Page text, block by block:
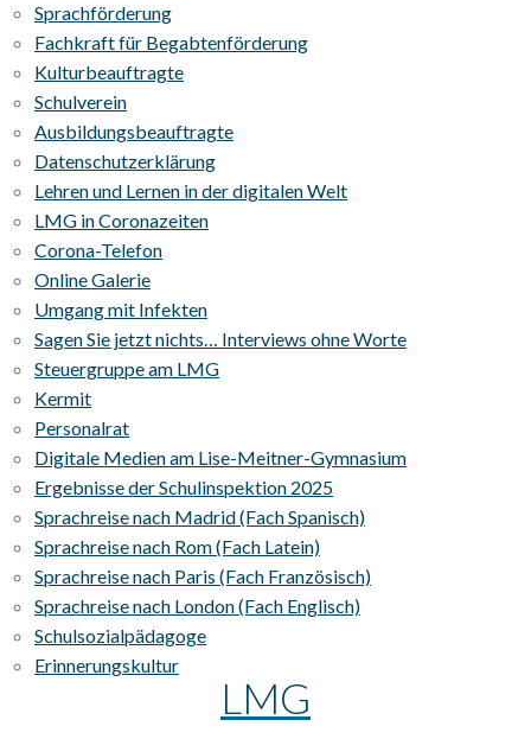
Sprachförderung
Fachkraft für Begabtenförderung
Kulturbeauftragte
Schulverein
Ausbildungsbeauftragte
Datenschutzerklärung
Lehren und Lernen in der digitalen Welt
LMG in Coronazeiten
Corona-Telefon
Online Galerie
Umgang mit Infekten
Sagen Sie jetzt nichts… Interviews ohne Worte
Steuergruppe am LMG
Kermit
Personalrat
Digitale Medien am Lise-Meitner-Gymnasium
Ergebnisse der Schulinspektion 2025
Sprachreise nach Madrid (Fach Spanisch)
Sprachreise nach Rom (Fach Latein)
Sprachreise nach Paris (Fach Französisch)
Sprachreise nach London (Fach Englisch)
Schulsozialpädagoge
Erinnerungskultur
LMG